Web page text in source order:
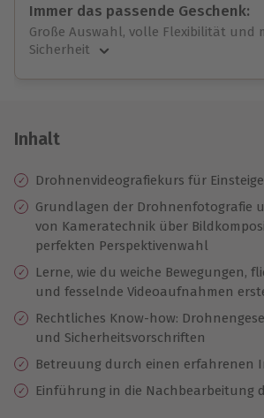
Immer das passende Geschenk:
Große Auswahl, volle Flexibilität und
Sicherheit
Jeder Gutschein für alle Erlebnisse
10 Jahre gültig & verlängerbar.
Inhalt
Drohnenvideografiekurs für
Grundlagen der Drohnenfotografie
von Kameratechnik über
perfekten Perspektivenwahl
Lerne, wie du weiche Bewegungen,
und fesselnde Videoaufnahmen
Rechtliches Know-how:
und Sicherheitsvorschriften
Betreuung durch einen erfahrenen
Einführung in die Nachbearbeitung